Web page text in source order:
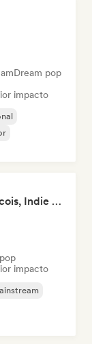
Dream pop
impacto
Best of Canada 🇨🇦 Québécois, Indie Pop & Homegrown Anthems
impacto